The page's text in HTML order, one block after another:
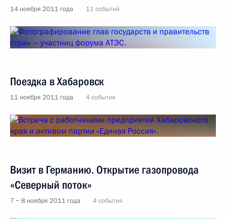
14 ноября 2011 года 11 событий
Поездка в Хабаровск
11 ноября 2011 года 4 события
Визит в Германию. Открытие газопровода
«Северный поток»
7 − 8 ноября 2011 года 4 события